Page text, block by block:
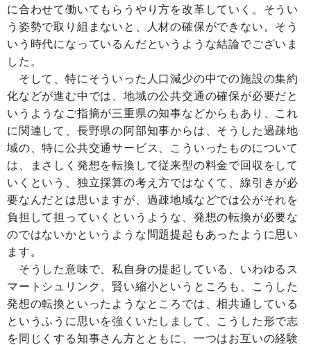
に合わせて働いてもらうやり方を改革していく。そうい
う姿勢で取り組まないと、人材の確保ができない。そう
いう時代になっているんだというような結論でございま
した。
そして、特にそういった人口減少の中での施設の集約
化などが進む中では、地域の公共交通の確保が必要だと
いうようなご指摘が三重県の知事などからもあり、これ
に関連して、長野県の阿部知事からは、そうした過疎地
域の、特に公共交通サービス、こういったものについて
は、まさしく発想を転換して従来型の料金で回収をして
いくという、独立採算の考え方ではなくて、線引きが必
要なんだとは思いますが、過疎地域などでは公がそれを
負担して担っていくというような、発想の転換が必要な
のではないかというような問題提起もあったように思い
ます。
そうした意味で、私自身の提起している、いわゆるス
マートシュリンク、賢い縮小というところも、こうした
発想の転換といったようなところでは、相共通している
というふうに思いを強くいたしまして、こうした形で志
を同じくする知事さん方とともに、一つはお互いの経験